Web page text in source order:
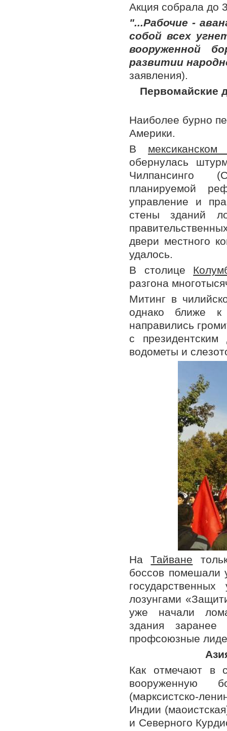
Акция собрала до
"...Рабочие -
собой всех
вооруженной
развитии
заявления).
Первомайские
Наиболее бурно
Америки.
В
обернулась
Чилпансинго
планируемой
управление и
стены зданий
двери местного
удалось.
В столице
разгона
Митинг в
однако ближе к
направились
с
водометы и
НаТайване
боссов помешали
лозунгами
уже начали
здания заранее
профсоюзные
Как отмечают в
вооруженную
(марксистско-
Индии
и Северного